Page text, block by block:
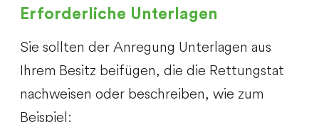
Erforderliche Unterlagen
Sie sollten der Anregung Unterlagen aus
Ihrem Besitz beifügen, die die Rettungstat
nachweisen oder beschreiben, wie zum
Beispiel: